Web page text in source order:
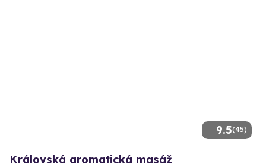
9.5(45)
Královská aromatická masáž